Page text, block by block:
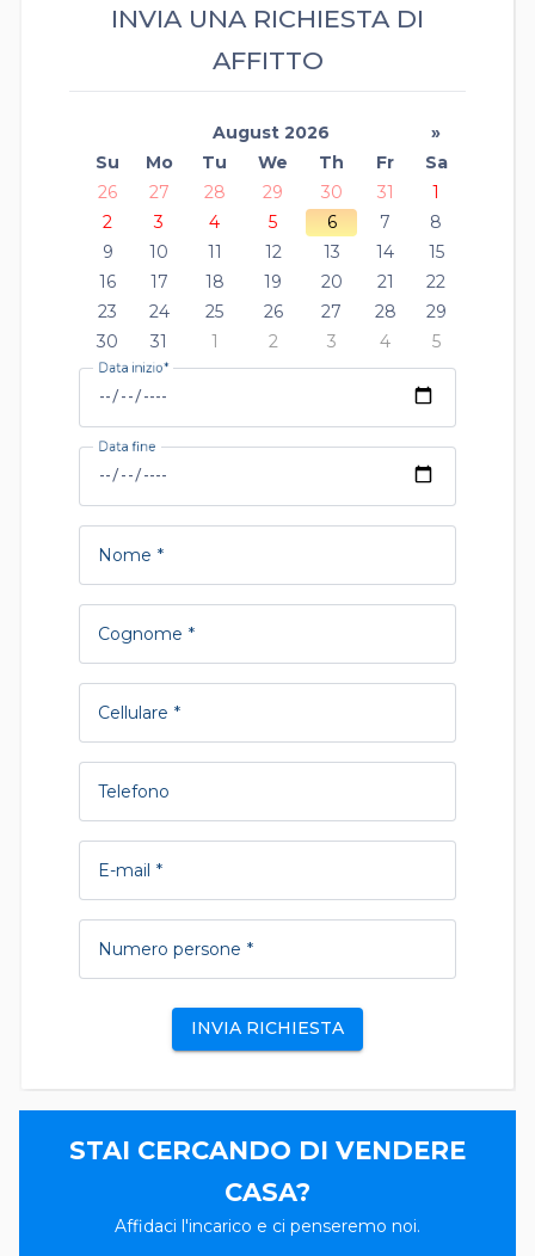
INVIA UNA RICHIESTA DI
AFFITTO
August 2026
»
Su
Mo Tu We Th Fr
Sa
26
27 28 29 30 31
1
2
3 4 5 6 7
8
9
10 11 12 13 14
15
16
17 18 19 20 21
22
23
24 25 26 27 28
29
30
31 1 2 3 4 5
Data inizio
Data fine
Nome
Cognome
Cellulare
Telefono
E-mail
Numero persone
INVIA RICHIESTA
STAI CERCANDO DI VENDERE
CASA?
Affidaci l'incarico e ci penseremo noi.